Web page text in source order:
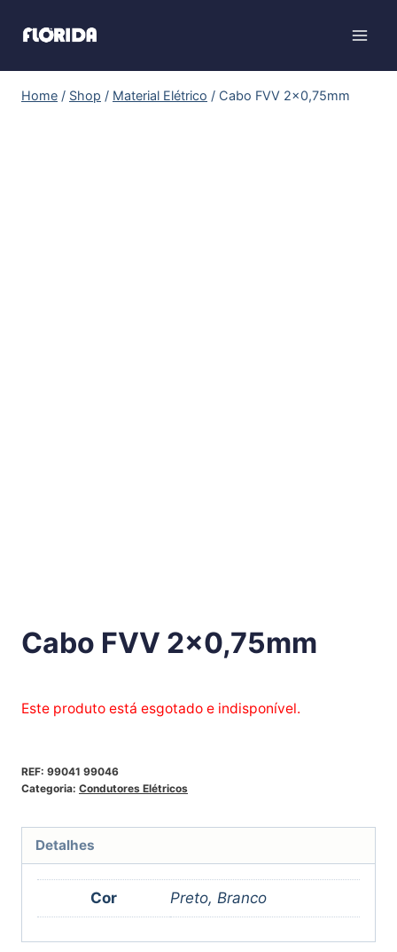
Home / Shop / Material Elétrico / Cabo FVV 2×0,75mm
Cabo FVV 2×0,75mm
Este produto está esgotado e indisponível.
REF: 99041 99046
Categoria: Condutores Elétricos
Detalhes
Cor Preto, Branco